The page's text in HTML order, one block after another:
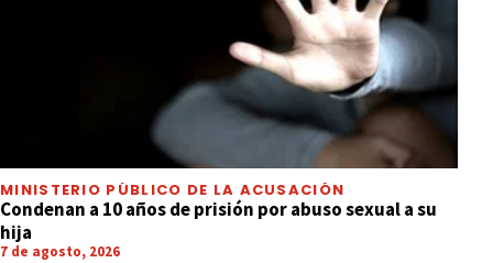
MINISTERIO PÚBLICO DE LA ACUSACIÓN
Condenan a 10 años de prisión por abuso sexual a su
hija
7 de agosto, 2026